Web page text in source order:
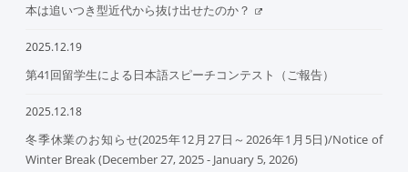
本は追いつき型近代から抜け出せたのか？
2025.12.19
第41回留学生による日本語スピーチコンテスト（ご報告）
2025.12.18
冬季休業のお知らせ(2025年12月27日～2026年1月5日)/Notice of
Winter Break (December 27, 2025 - January 5, 2026)